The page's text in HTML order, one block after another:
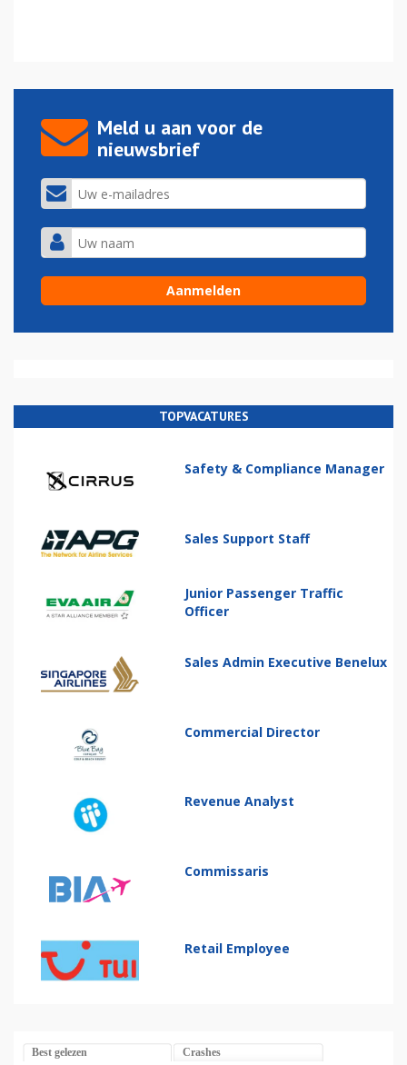
Meld u aan voor de
nieuwsbrief
TOPVACATURES
Safety & Compliance Manager
Sales Support Staff
Junior Passenger Traffic
Officer
Sales Admin Executive Benelux
Commercial Director
Revenue Analyst
Commissaris
Retail Employee
Best gelezen Crashes